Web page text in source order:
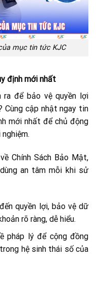
mục tin tức KJC
định mới nhất
ra để bảo vệ quyền lợi
Cùng cập nhật ngay tin
mới nhất để chủ động
Chính Sách Bảo Mật,
an tâm mỗi khi sử
quyền lợi, bảo vệ dữ
rõ ràng, dễ hiểu.
pháp lý để cộng đồng
hệ sinh thái số của